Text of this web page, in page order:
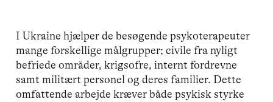
I Ukraine hjælper de besøgende psykoterapeuter
mange forskellige målgrupper; civile fra nyligt
befriede områder, krigsofre, internt fordrevne
samt militært personel og deres familier. Dette
omfattende arbejde kræver både psykisk styrke